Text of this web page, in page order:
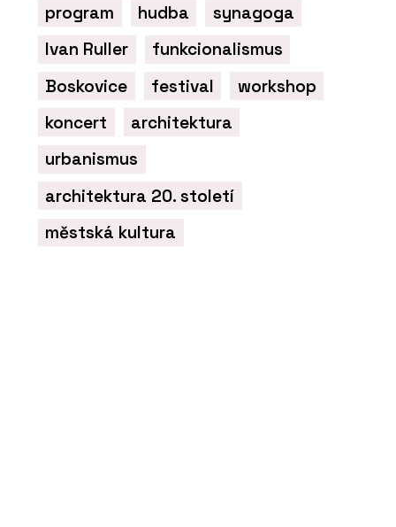
program
hudba
synagoga
Ivan Ruller
funkcionalismus
Boskovice
festival
workshop
koncert
architektura
urbanismus
architektura 20. století
městská kultura